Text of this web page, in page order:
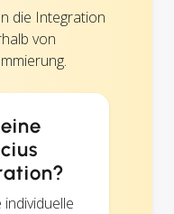
die Integration
von
individuelle